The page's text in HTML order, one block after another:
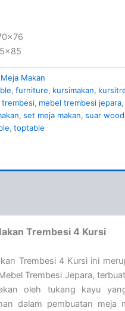
Makan
, furniture, kursimakan,
trembesi, mebel trembesi jepara,
, set meja makan, suar wood
, toptable
Trembesi 4 Kursi
Trembesi 4 Kursi ini
Trembesi Jepara,
oleh tukang kayu
dalam pembuatan meja